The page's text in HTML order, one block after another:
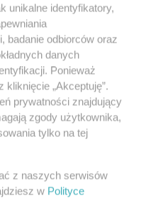
unikalne identyfikatory,
badanie odbiorców oraz
danych
Ponieważ
„Akceptuję”.
prywatności znajdujący
zgody użytkownika,
tylko na tej
z naszych serwisów
w Polityce